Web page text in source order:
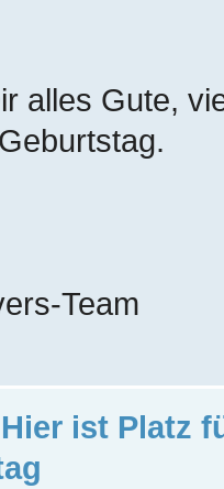
alles Gute,
Team
ist Platz